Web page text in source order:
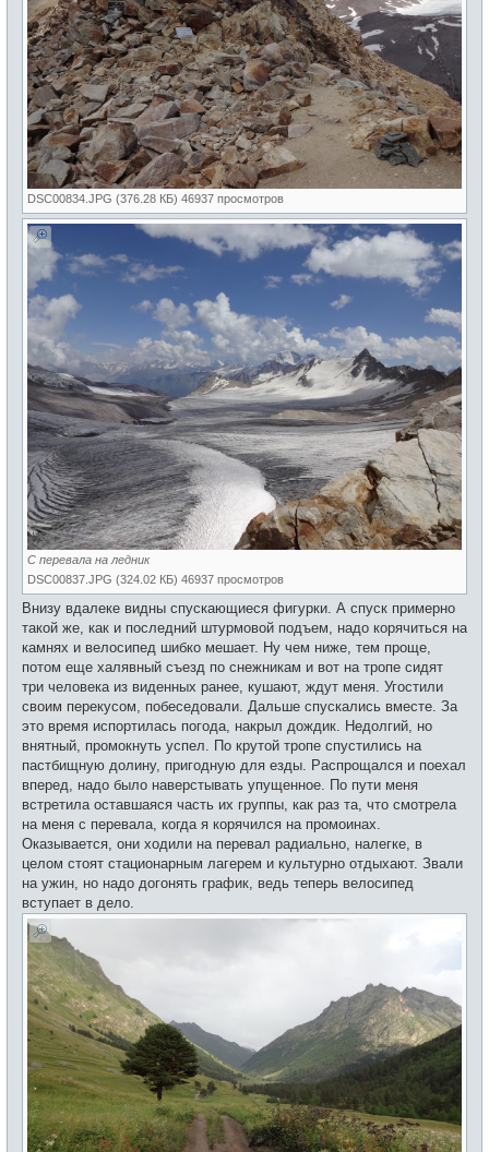
DSC00834.JPG (376.28 КБ) 46937 просмотров
С перевала на ледник
DSC00837.JPG (324.02 КБ) 46937 просмотров
Внизу вдалеке видны спускающиеся фигурки. А спуск примерно
такой же, как и последний штурмовой подъем, надо корячиться на
камнях и велосипед шибко мешает. Ну чем ниже, тем проще,
потом еще халявный съезд по снежникам и вот на тропе сидят
три человека из виденных ранее, кушают, ждут меня. Угостили
своим перекусом, побеседовали. Дальше спускались вместе. За
это время испортилась погода, накрыл дождик. Недолгий, но
внятный, промокнуть успел. По крутой тропе спустились на
пастбищную долину, пригодную для езды. Распрощался и поехал
вперед, надо было наверстывать упущенное. По пути меня
встретила оставшаяся часть их группы, как раз та, что смотрела
на меня с перевала, когда я корячился на промоинах.
Оказывается, они ходили на перевал радиально, налегке, в
целом стоят стационарным лагерем и культурно отдыхают. Звали
на ужин, но надо догонять график, ведь теперь велосипед
вступает в дело.